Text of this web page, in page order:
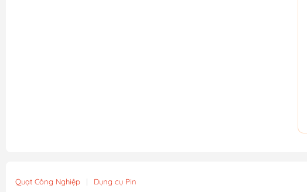
Quạt Công Nghiệp | Dụng cụ Pin